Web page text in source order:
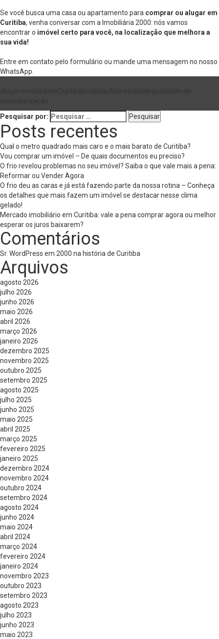
Se você busca uma casa ou apartamento para comprar ou alugar em
Curitiba, venha conversar com a Imobiliária 2000: nós vamos
encontrar o imóvel certo para você, na localização que melhora a
sua vida!
Entre em contato pelo formulário ou mande uma mensagem no nosso
WhatsApp
Pesquisar por:
Posts recentes
Qual o metro quadrado mais caro e o mais barato de Curitiba?
Vou comprar um imóvel – De quais documentos eu preciso?
O frio revelou problemas no seu imóvel? Saiba o que vale mais a pena:
Reformar ou Vender Agora
O frio deu as caras e já está fazendo parte da nossa rotina – Conheça
os detalhes que mais fazem um imóvel se destacar nesse clima
gelado!
Mercado imobiliário em Curitiba: vale a pena comprar agora ou melhor
esperar os juros baixarem?
Comentários
Sr. WordPress em 2000 na história de Curitiba
Arquivos
agosto 2026
julho 2026
junho 2026
maio 2026
abril 2026
março 2026
janeiro 2026
dezembro 2025
novembro 2025
outubro 2025
setembro 2025
agosto 2025
julho 2025
junho 2025
maio 2025
abril 2025
março 2025
fevereiro 2025
janeiro 2025
dezembro 2024
novembro 2024
outubro 2024
setembro 2024
agosto 2024
junho 2024
maio 2024
abril 2024
março 2024
fevereiro 2024
janeiro 2024
novembro 2023
outubro 2023
setembro 2023
agosto 2023
julho 2023
junho 2023
maio 2023